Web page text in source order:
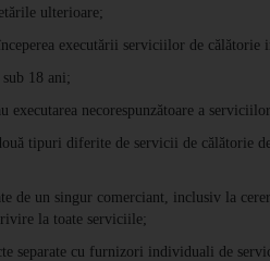
ulterioare;
executării serviciilor de călătorie
18 ani;
executarea necorespunzătoare a
tipuri diferite de servicii de călătorie
de un singur comerciant, inclusiv la
la toate serviciile;
separate cu furnizori individuali de